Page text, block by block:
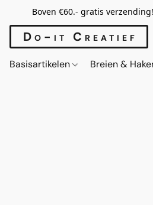
Boven €60.- gratis
Do-it Creatief
Basisartikelen Breien &